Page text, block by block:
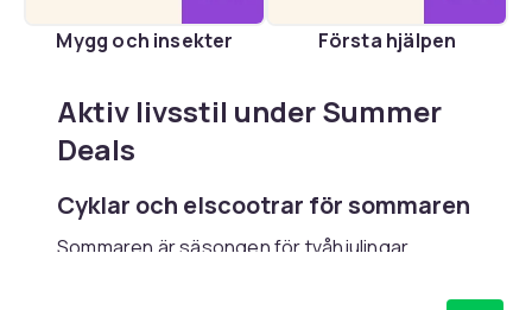
Mygg och insekter Första hjälpen
Aktiv livsstil under Summer
Deals
Cyklar och elscootrar för sommaren
Sommaren är säsongen för tvåhjulingar.